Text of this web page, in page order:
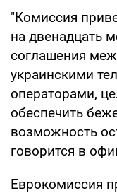
"Комиссия
на двенадцать
соглашения
украинскими
операторами,
обеспечить
возможность
говорится в
Еврокомиссия